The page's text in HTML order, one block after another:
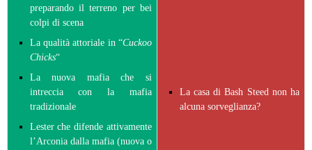
preparando il terreno per bei
colpi di scena
La qualità attoriale in “Cuckoo
Chicks“
La nuova mafia che si
intreccia con la mafia
tradizionale
Lester che difende attivamente
l’Arconia dalla mafia (nuova o
La casa di Bash Steed non ha
alcuna sorveglianza?